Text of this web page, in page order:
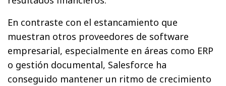
En contraste con el estancamiento que
muestran otros proveedores de software
empresarial, especialmente en áreas como ERP
o gestión documental, Salesforce ha
conseguido mantener un ritmo de crecimiento